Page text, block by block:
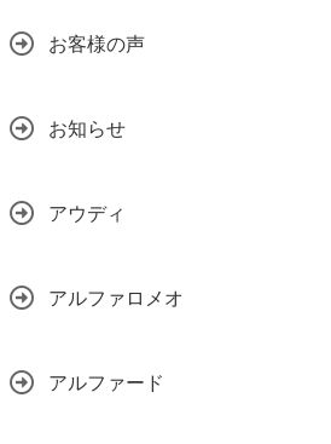
お客様の声
お知らせ
アウディ
アルファロメオ
アルファード